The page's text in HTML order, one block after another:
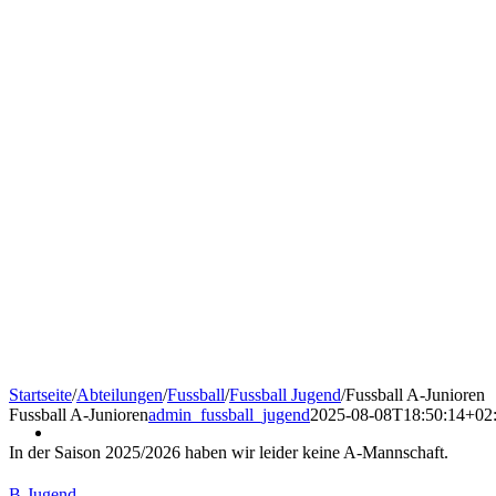
Startseite/Abteilungen/Fussball/Fussball Jugend/Fussball A-Junioren
Fussball A-Juniorenadmin_fussball_jugend2025-08-
In der Saison 2025/2026 haben wir leider keine A-Mannschaft.